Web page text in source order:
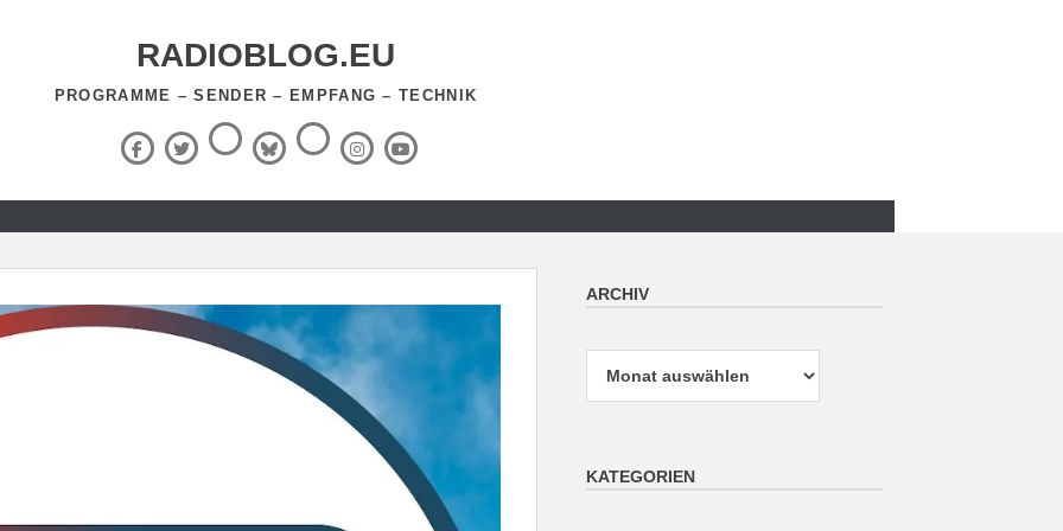
RADIOBLOG.EU
PROGRAMME – SENDER – EMPFANG – TECHNIK
Facebook
X
(Twitter)
ThreadsBlueSky
RSS-
Feed InstagramYouTube
ARCHIV
KATEGORIEN